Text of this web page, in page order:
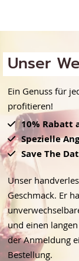
Unser
Ein Genuss für
profitieren!
10% Rabatt
Spezielle
Save The
Unser
Geschmack. Er
und einen
der Anmeldung
Bestellung.